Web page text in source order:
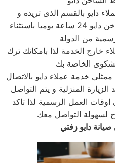
مواعيد الاتصال على الخط الساخن دايو 24 ساعة يوميا باستثناء
من الدولة
الخاصة بك
خدمة عملاء دايو بالاتصال
المنزلية و يتم التواصل
لسهولة التواصل معك
دايو زفتي